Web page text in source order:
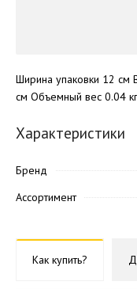
Ширина упаковки 12 см
см Объемный вес 0.04 кг
Характеристики
Бренд
Ассортимент
Как купить?